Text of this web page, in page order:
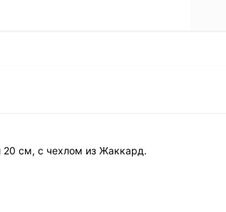
20 см, с чехлом из Жаккард.